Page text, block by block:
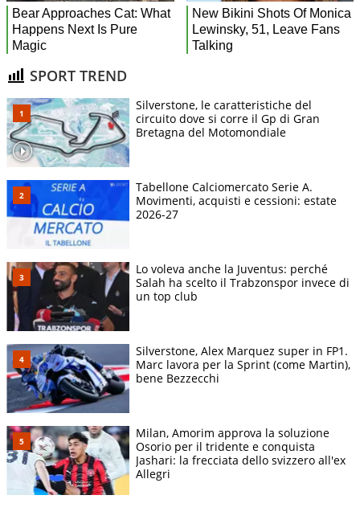
SPORT TREND
Silverstone, le caratteristiche del
circuito dove si corre il Gp di Gran
Bretagna del Motomondiale
Tabellone Calciomercato Serie A.
Movimenti, acquisti e cessioni: estate
2026-27
Lo voleva anche la Juventus: perché
Salah ha scelto il Trabzonspor invece di
un top club
Silverstone, Alex Marquez super in FP1.
Marc lavora per la Sprint (come Martin),
bene Bezzecchi
Milan, Amorim approva la soluzione
Osorio per il tridente e conquista
Jashari: la frecciata dello svizzero all'ex
Allegri